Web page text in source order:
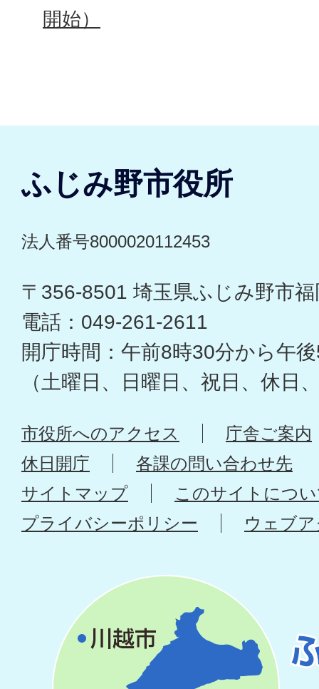
開始）
ふじみ野市役所
法人番号8000020112453
〒356-8501 埼玉県ふじみ野市
電話：049-261-2611
開庁時間：午前8時30分から午
（土曜日、日曜日、祝日、休日
市役所へのアクセス
庁舎ご案内
休日開庁
各課の問い合わせ先
サイトマップ
このサイトにつ
プライバシーポリシー
ウェブ